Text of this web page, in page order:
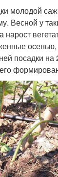
молодой
Весной у
посадки